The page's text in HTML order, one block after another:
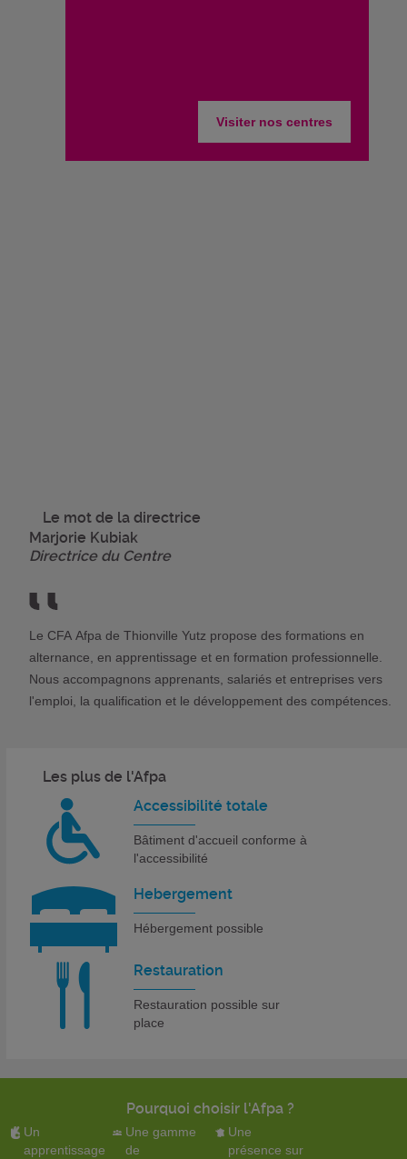
Visiter nos centres
Le mot de la directrice
Marjorie Kubiak
Directrice du Centre
Le CFA Afpa de Thionville Yutz propose des formations en
alternance, en apprentissage et en formation professionnelle.
Nous accompagnons apprenants, salariés et entreprises vers
l'emploi, la qualification et le développement des compétences.
Les plus de l'Afpa
Accessibilité totale
Bâtiment d'accueil conforme à
l'accessibilité
Hebergement
Hébergement possible
Restauration
Restauration possible sur
place
Pourquoi choisir l'Afpa ?
Un
apprentissage
Une gamme
de
Une
présence sur